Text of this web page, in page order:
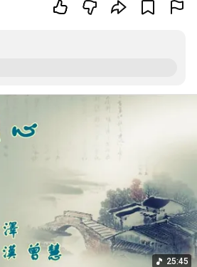
25:45